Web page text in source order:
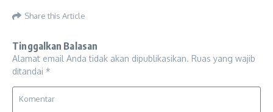
Share this Article
Tinggalkan Balasan
Alamat email Anda tidak akan dipublikasikan. Ruas yang wajib
ditandai *